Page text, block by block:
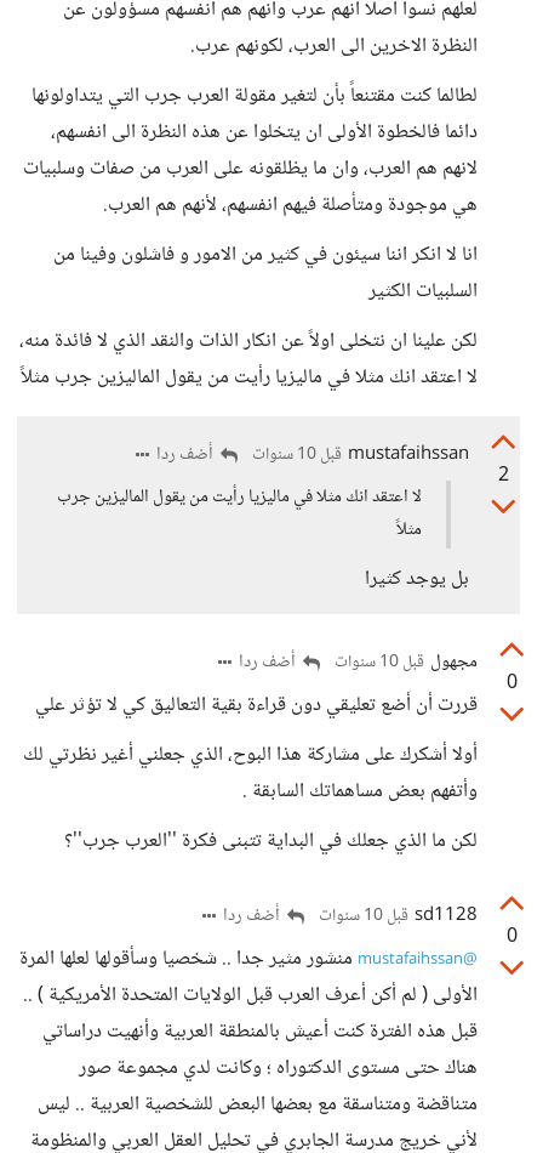
لعلهم نسوا اصلا انهم عرب وانهم هم انفسهم مسؤولون عن
النظرة الاخرين الى العرب، لكونهم عرب.
لطالما كنت مقتنعاً بأن لتغير مقولة العرب جرب التي يتداولونها
دائما فالخطوة الأولى ان يتخلوا عن هذه النظرة الى انفسهم،
لانهم هم العرب، وان ما يظلقونه على العرب من صفات وسلبيات
هي موجودة ومتأصلة فيهم انفسهم، لأنهم هم العرب.
انا لا انكر اننا سيئون في كثير من الامور و فاشلون وفينا من
السلبيات الكثير
لكن علينا ان نتخلى اولاً عن انكار الذات والنقد الذي لا فائدة منه،
لا اعتقد انك مثلا في ماليزيا رأيت من يقول الماليزين جرب مثلاً
2
mustafaihssan قبل 10 سنوات
أضف ردا
لا اعتقد انك مثلا في ماليزيا رأيت من يقول الماليزين جرب
مثلاً
بل يوجد كثيرا
0
مجهول قبل 10 سنوات أضف ردا
قررت أن أضع تعليقي دون قراءة بقية التعاليق كي لا تؤثر علي
أولا أشكرك على مشاركة هذا البوح، الذي جعلني أغير نظرتي لك
وأتفهم بعض مساهماتك السابقة .
لكن ما الذي جعلك في البداية تتبنى فكرة ''العرب جرب''؟
0
sd1128 قبل 10 سنوات أضف ردا
@mustafaihssan
منشور مثير جدا .. شخصيا وسأقولها لعلها المرة
الأولى ( لم أكن أعرف العرب قبل الولايات المتحدة الأمريكية ) ..
قبل هذه الفترة كنت أعيش بالمنطقة العربية وأنهيت دراساتي
هناك حتى مستوى الدكتوراه ؛ وكانت لدي مجموعة صور
متناقضة ومتناسقة مع بعضها البعض للشخصية العربية .. ليس
لأني خريج مدرسة الجابري في تحليل العقل العربي والمنظومة